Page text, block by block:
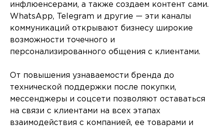
инфлюенсерами, а также создаем контент сами.
WhatsApp, Telegram и другие — эти каналы
коммуникаций открывают бизнесу широкие
возможности точечного и
персонализированного общения с клиентами.
От повышения узнаваемости бренда до
технической поддержки после покупки,
мессенджеры и соцсети позволяют оставаться
на связи с клиентами на всех этапах
взаимодействия с компанией, ее товарами и